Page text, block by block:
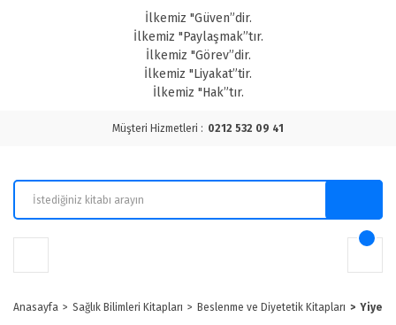
İlkemiz "Güven”dir.
İlkemiz "Paylaşmak”tır.
İlkemiz "Görev”dir.
İlkemiz "Liyakat”tir.
İlkemiz "Hak”tır.
Müşteri Hizmetleri : 0212 532 09 41
Anasayfa Sağlık Bilimleri Kitapları Beslenme ve Diyetetik Kitapları